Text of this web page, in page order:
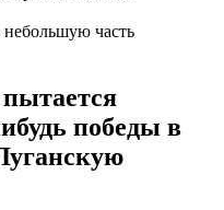
часть
победы в